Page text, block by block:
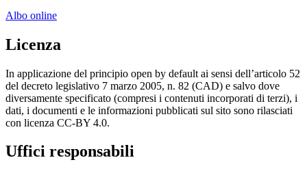
Albo online
Licenza
In applicazione del principio open by default ai sensi dell’articolo 52
del decreto legislativo 7 marzo 2005, n. 82 (CAD) e salvo dove
diversamente specificato (compresi i contenuti incorporati di terzi), i
dati, i documenti e le informazioni pubblicati sul sito sono rilasciati
con licenza CC-BY 4.0.
Uffici responsabili